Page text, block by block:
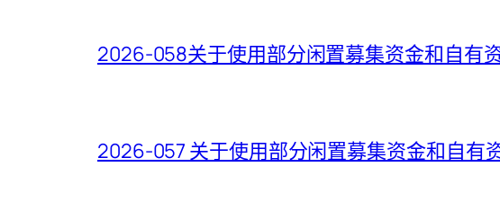
2026-058关于使用部分闲置募集资金和自有
2026-057 关于使用部分闲置募集资金和自有